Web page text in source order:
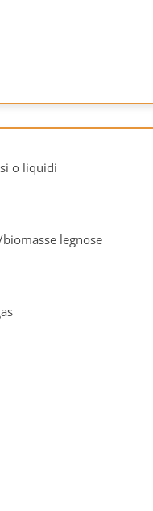
o liquidi
legnose